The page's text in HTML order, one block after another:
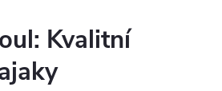
Kvalitní